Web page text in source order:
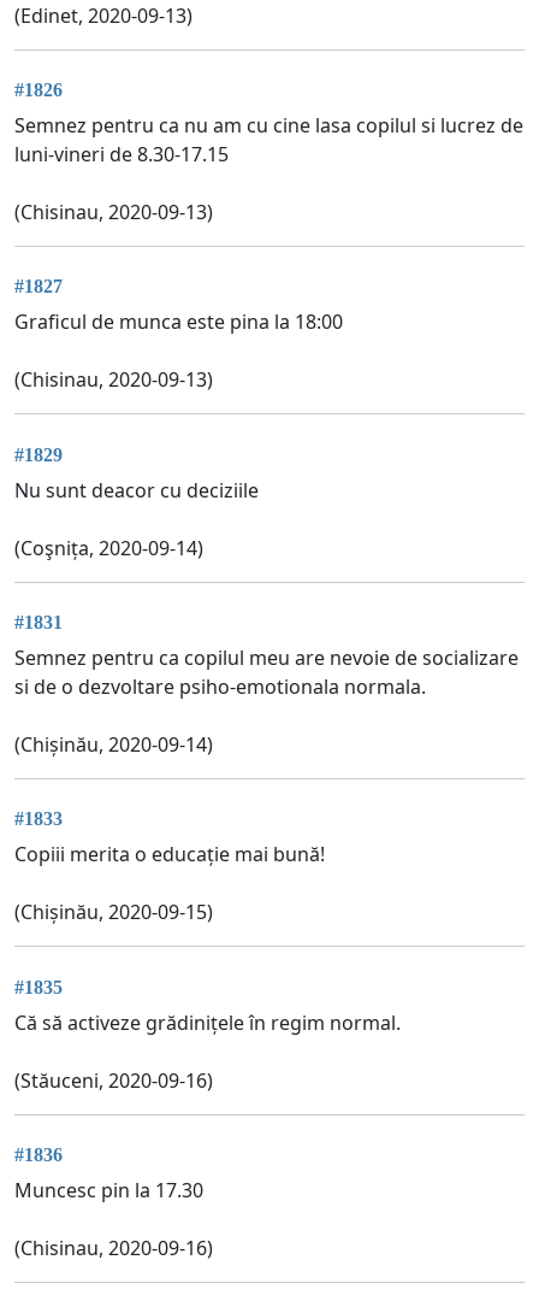
(Edinet, 2020-09-13)
#1826
Semnez pentru ca nu am cu cine lasa copilul si lucrez de
luni-vineri de 8.30-17.15
(Chisinau, 2020-09-13)
#1827
Graficul de munca este pina la 18:00
(Chisinau, 2020-09-13)
#1829
Nu sunt deacor cu deciziile
(Coşnița, 2020-09-14)
#1831
Semnez pentru ca copilul meu are nevoie de socializare
si de o dezvoltare psiho-emotionala normala.
(Chișinău, 2020-09-14)
#1833
Copiii merita o educație mai bună!
(Chișinău, 2020-09-15)
#1835
Că să activeze grădinițele în regim normal.
(Stăuceni, 2020-09-16)
#1836
Muncesc pin la 17.30
(Chisinau, 2020-09-16)